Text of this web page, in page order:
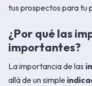
tus prospectos para tu
¿Por qué las
importantes?
La importancia de las
allá de un simple